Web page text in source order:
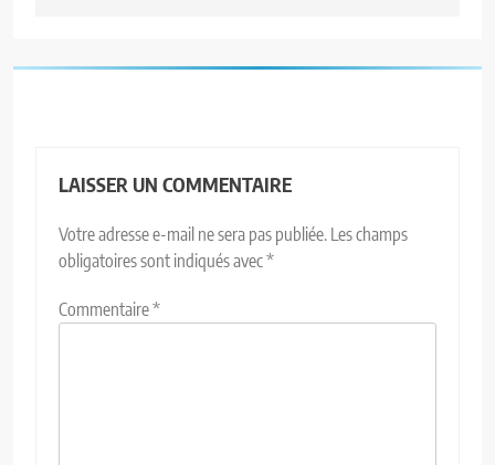
LAISSER UN COMMENTAIRE
Votre adresse e-mail ne sera pas publiée. Les champs
obligatoires sont indiqués avec*
Commentaire*